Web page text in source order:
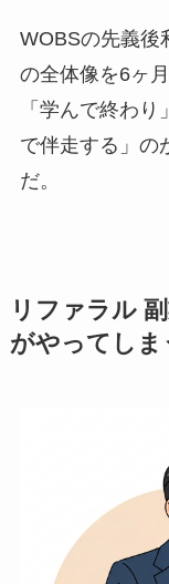
WOBSの先義後
の全体像を6ヶ
「学んで終わ
で伴走する」の
だ。
リファラル
がやってしま